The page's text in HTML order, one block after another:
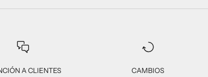
A CLIENTES
CAMBIOS